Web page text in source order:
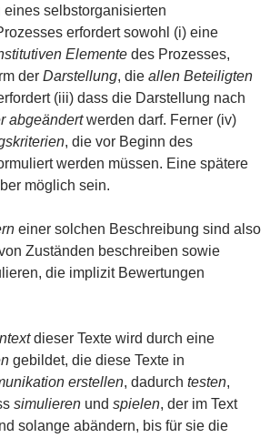
selbstorganisierten
erfordert sowohl (i) eine
Elemente des Prozesses,
der Darstellung, die allen Beteiligten
(iii) dass die Darstellung nach
abgeändertwerden darf. Ferner (iv)
, die vor Beginn des
werden müssen. Eine spätere
möglich sein.
einer solchen Beschreibung sind also
Zuständen beschreiben sowie
die implizit Bewertungen
dieser Texte wird durch eine
gebildet, die diese Texte in
erstellen, dadurch testen,
simulieren und spielen, der im Text
solange abändern, bis für sie die